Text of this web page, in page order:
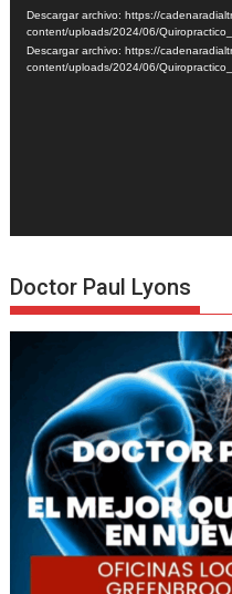
de
vídeo
Descargar archivo: https://
content/uploads/2024/06/
Descargar archivo: https://
content/uploads/2024/06/
Doctor Paul Lyons